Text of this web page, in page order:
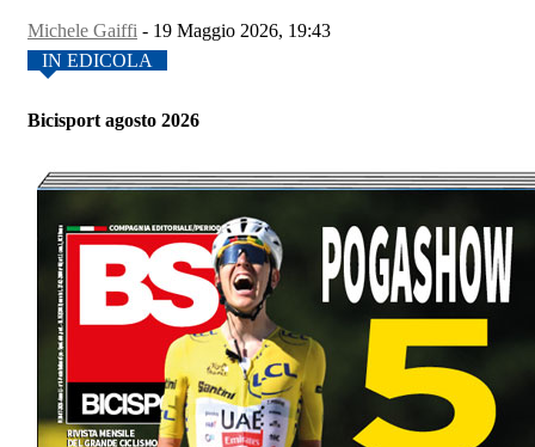
Michele Gaiffi - 19 Maggio 2026, 19:43
IN EDICOLA
Bicisport agosto 2026